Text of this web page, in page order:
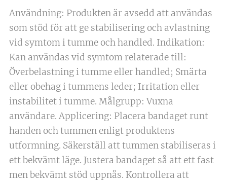
Användning: Produkten är avsedd att användas
som stöd för att ge stabilisering och avlastning
vid symtom i tumme och handled. Indikation:
Kan användas vid symtom relaterade till:
Överbelastning i tumme eller handled; Smärta
eller obehag i tummens leder; Irritation eller
instabilitet i tumme. Målgrupp: Vuxna
användare. Applicering: Placera bandaget runt
handen och tummen enligt produktens
utformning. Säkerställ att tummen stabiliseras i
ett bekvämt läge. Justera bandaget så att ett fast
men bekvämt stöd uppnås. Kontrollera att